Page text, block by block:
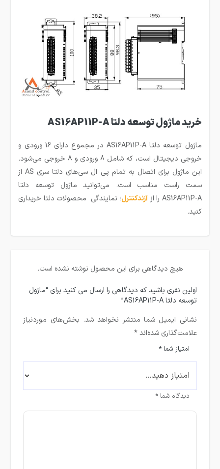
خرید ماژول توسعه دلتا AS16AP11P-A
ماژول توسعه دلتا AS16AP11P-A در مجموع دارای 16 ورودی و
خروجی دیجیتال است، که شامل 8 ورودی و 8 خروجی می‌شود.
این ماژول برای اتصال به تمام پی ال سی‌های دلتا سری AS از
سمت راست مناسب است. می‌توانید ماژول توسعه دلتا
AS16AP11P-A را از
آزندکنترل؛ نمایندگی محصولات دلتا خریداری
کنید.
هیچ دیدگاهی برای این محصول نوشته نشده است.
اولین نفری باشید که دیدگاهی را ارسال می کنید برای “ماژول
توسعه دلتا AS16AP11P-A”
نشانی ایمیل شما منتشر نخواهد شد. بخش‌های موردنیاز
علامت‌گذاری شده‌اند*
امتیاز شما*
دیدگاه شما*